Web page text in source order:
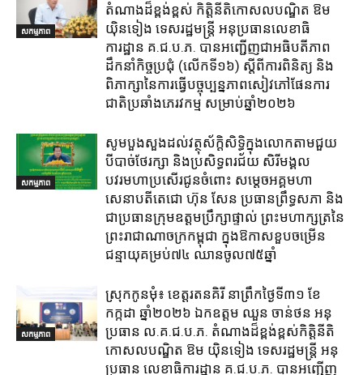
សកម្មភាព
តំណាងដ៏ខ្ពង់ខ្ពស់ កិត្តិនីតិកោសលបណ្ឌិត ឱម
យ៉ិនទៀង ទេសរដ្ឋមន្ត្រី អនុប្រធានលេខាធិ
ការដ្ឋាន គ.ជ.ប.ភ. បានអញ្ជើញជាអធិបតីភាព
ដឹកនាំកិច្ចប្រជុំ (លេីកទី១៦) ស្តីពីការពិនិត្យ​ និង
ពិភាក្សានៃការធ្វេីបច្ចុប្បន្នភាពសៀវភៅផែនការ
ជាតិប្រឆាំងភេរវកម្ម​ សម្រាប់ឆ្នាំ២០២៦​
សកម្មភាព
សូមបួងសួងដល់វត្ថុស័ក្តិសិទ្ធិក្នុងលោកតាមជួយ
បីបាច់ថែរក្សា និងប្រសិទ្ធពរជ័យ សិរីមង្គល
បវរមហាប្រសើរជូនចំពោះ សម្តេចអគ្គមហា
សេនាបតីតេជោ ហ៊ុន សែន ប្រធានព្រឹទ្ធសភា និង
ជាប្រធានក្រុមឧត្តមប្រឹក្សាផ្ទាល់ ព្រះមហាក្សត្រនៃ
ព្រះរាជាណាចក្រកម្ពុជា ក្នុងឱកាសខួបចម្រើន
ជន្មាយុគម្រប់៧៤ ឈានចូល៧៥ឆ្នាំ
សកម្មភាព
ស្រុក​កូនមុំ៖ ខេត្ត​រតនគិរី​ នាព្រឹកថ្ងៃទី៣១​ ខែ
កក្កដា ឆ្នាំ២០២៦ ឯកឧត្តម​ ឈួន ចាន់ថន អនុ
ប្រធាន ល.គ.ជ.ប.ភ. តំណាង​ដ៏ខ្ពង់ខ្ពស់​កិត្តិនីតិ
កោសលបណ្ឌិត​ ឱម​ យ៉ិនទៀង​ ទេសរដ្ឋមន្រ្តី​ អនុ
ប្រធាន​ លេខាធិការ​ដ្ឋាន​ គ.ជ.ប.ភ​. បានអញ្ជើញ